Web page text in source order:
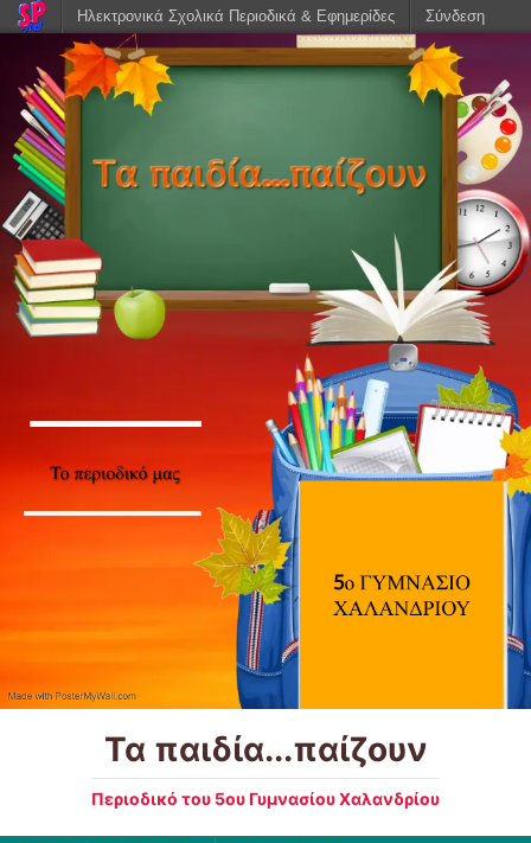
Τα παιδία...παίζουν
Περιοδικό του 5ου Γυμνασίου Χαλανδρίου
Ηλεκτρονικά Σχολικά Περιοδικά & Εφημερίδες Σύνδεση